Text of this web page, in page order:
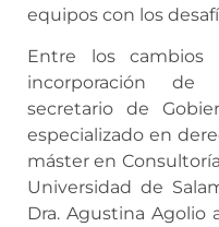
equipos con los
Entre los cambios
incorporación de
secretario de
especializado en
máster en
Universidad de
Dra. Agustina Agolio